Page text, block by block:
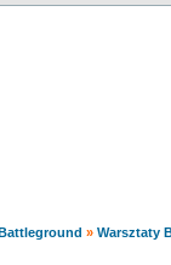
» Warsztaty